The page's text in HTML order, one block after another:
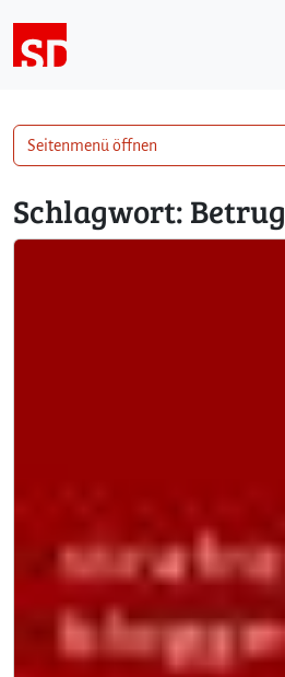
Schlagwort: Betrug
Seitenmenü öffnen